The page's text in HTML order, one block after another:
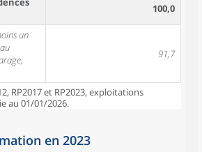
100,0
un
91,7
RP2017 et RP2023, exploitations
au 01/01/2026.
en 2023